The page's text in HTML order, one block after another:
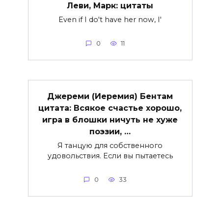
Леви, Марк: цитаты
Even if I do't have her now, I'
0 11
Джереми (Иеремия) Бентам
цитата: Всякое счастье хорошо,
игра в блошки ничуть не хуже
поэзии, …
Я танцую для собственного
удовольствия. Если вы пытаетесь
0 33